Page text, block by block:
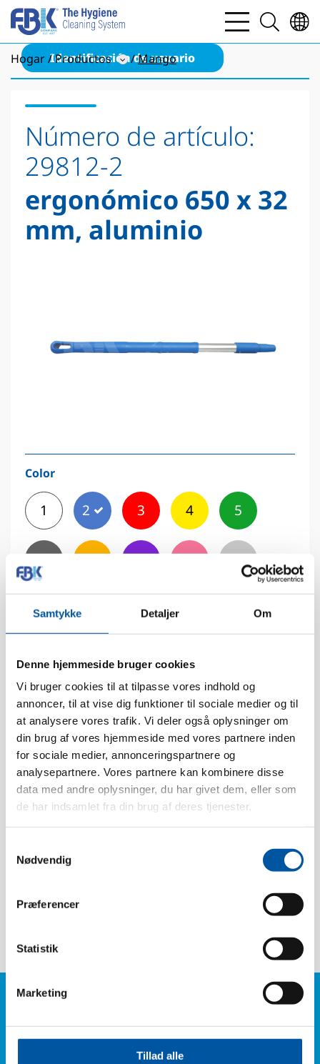
Samtykke Detaljer Om
Denne hjemmeside bruger cookies
Vi bruger cookies til at tilpasse vores indhold og
annoncer, til at vise dig funktioner til sociale medier og til
at analysere vores trafik. Vi deler også oplysninger om
din brug af vores hjemmeside med vores partnere inden
for sociale medier, annonceringspartnere og
analysepartnere. Vores partnere kan kombinere disse
data med andre oplysninger, du har givet dem, eller som
de har indsamlet fra din brug af deres tjenester.
Nødvendig
Præferencer
Statistik
Marketing
Tillad alle
bars
light
search
light
Identificación de usuario
Hogar Productos Mango
Número de artículo:
29812-2
ergonómico 650 x 32
mm, aluminio
Color
1 2 3 4 5
6 7 8 9 11
12
Datos técnicos
Tolerancia al calor:
120 °C
Unidades caja:
6
Peso:
0.29
Caja EAN:
5704161040602
Tipo de rosca:
¿Tienes alguna pregunta?
Teléfono: +45 6614 3661